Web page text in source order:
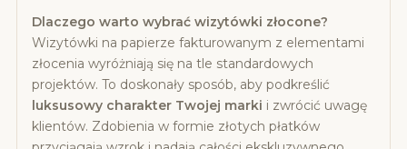
Dlaczego warto wybrać wizytówki złocone?
Wizytówki na papierze fakturowanym z elementami
złocenia wyróżniają się na tle standardowych
projektów. To doskonały sposób, aby podkreślić
luksusowy charakter Twojej marki i zwrócić uwagę
klientów. Zdobienia w formie złotych płatków